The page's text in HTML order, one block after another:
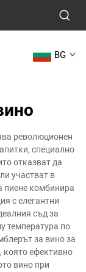
BG
революционен
специално
отказват да
участват в
пиене комбинира
с елегантни
съд за
температура по
за вино за
която ефективно
вино при